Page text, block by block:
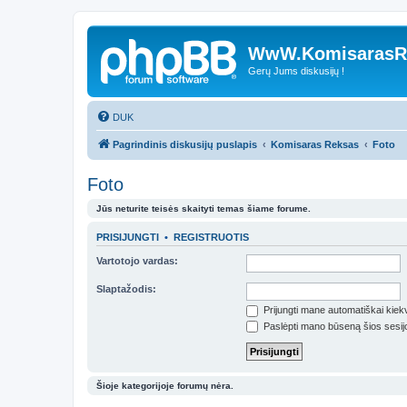
Gerų Jums diskusijų !
DUK
Pagrindinis diskusijų puslapis Komisaras Reksas Foto
Foto
Jūs neturite teisės skaityti temas šiame forume.
PRISIJUNGTI • REGISTRUOTIS
Vartotojo vardas:
Slaptažodis:
Prijungti mane automatiškai
Paslėpti mano būseną šios
Šioje kategorijoje forumų nėra.